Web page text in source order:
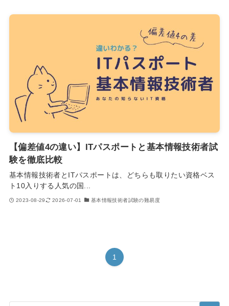
【偏差値4の違い】ITパスポートと基本情報技術者試
験を徹底比較
基本情報技術者とITパスポートは、どちらも取りたい資格ベス
ト10入りする人気の国...
2023-08-29 2026-07-01 基本情報技術者試験の難易度
1